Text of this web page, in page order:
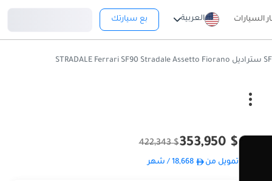
السيارات العربية بع سيارتك
$ 353,950
$ 422,343
تمويل من 18,668 / شهر